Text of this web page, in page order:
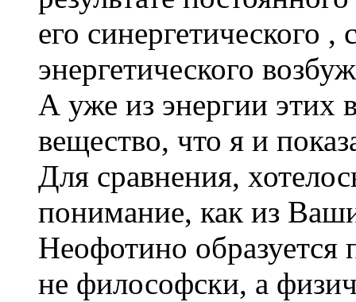
его синергетического ,
энергетического
А уже из энергии этих
вещество, что я и
Для сравнения,
понимание, как из
Неофотино образуется
не философски, а